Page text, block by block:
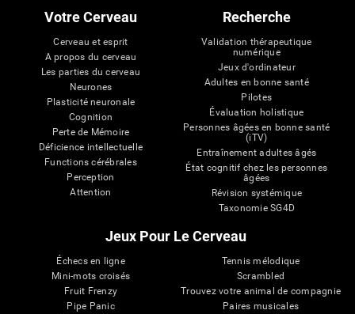
Votre Cerveau
Cerveau et esprit
A propos du cerveau
Les parties du cerveau
Neurones
Plasticité neuronale
Cognition
Perte de Mémoire
Déficience intellectuelle
Functions cérébrales
Perception
Attention
Recherche
Validation thérapeutique
numérique
Jeux d'ordinateur
Adultes en bonne santé
Pilotes
Évaluation holistique
Personnes âgées en bonne santé
(iTV)
Entraînement adultes âgés
État cognitif chez les personnes
âgées
Révision systémique
Taxonomie SG4D
Jeux Pour Le Cerveau
Échecs en ligne
Mini-mots croisés
Fruit Frenzy
Pipe Panic
Tennis mélodique
Scrambled
Trouvez votre animal de compagnie
Paires musicales